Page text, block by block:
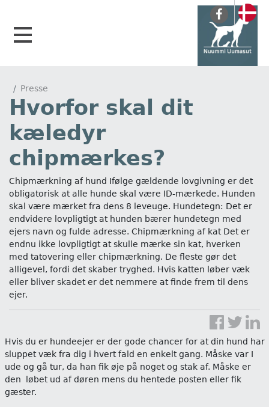
Presse
Hvorfor skal dit
kæledyr
chipmærkes?
Chipmærkning af hund Ifølge gældende lovgivning er det
obligatorisk at alle hunde skal være ID-mærkede. Hunden
skal være mærket fra dens 8 leveuge. Hundetegn: Det er
endvidere lovpligtigt at hunden bærer hundetegn med
ejers navn og fulde adresse. Chipmærkning af kat Det er
endnu ikke lovpligtigt at skulle mærke sin kat, hverken
med tatovering eller chipmærkning. De fleste gør det
alligevel, fordi det skaber tryghed. Hvis katten løber væk
eller bliver skadet er det nemmere at finde frem til dens
ejer.
Hvis du er hundeejer er der gode chancer for at din hund har
sluppet væk fra dig i hvert fald en enkelt gang. Måske var I
ude og gå tur, da han fik øje på noget og stak af. Måske er
den løbet ud af døren mens du hentede posten eller fik
gæster.